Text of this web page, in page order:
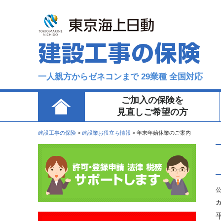
一人親方からゼネコンまで 29業種 全国対応
ご加入の保険を
見直しご希望の方
建設工事の保険 > 建設業お役立ち情報 > 年末年始休業のご案内